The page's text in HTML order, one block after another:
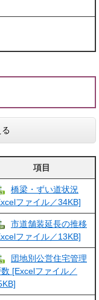
項目
橋梁・ずい道状況
ファイル／34KB]
市道舗装延長の推移
ファイル／13KB]
団地別公営住宅管理
数 [Excelファイル／